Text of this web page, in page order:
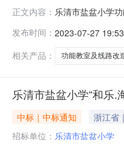
正文内容： 乐清市盐盆小学
盐盆小学工程名
知书发出之日起
发布时间： 2023-07-27 19:53
相关产品：
功能教室及线路改
乐清市盐盆小学“和乐.
中标｜中标通知 浙江省
招标单位： 乐清市盐盆小学